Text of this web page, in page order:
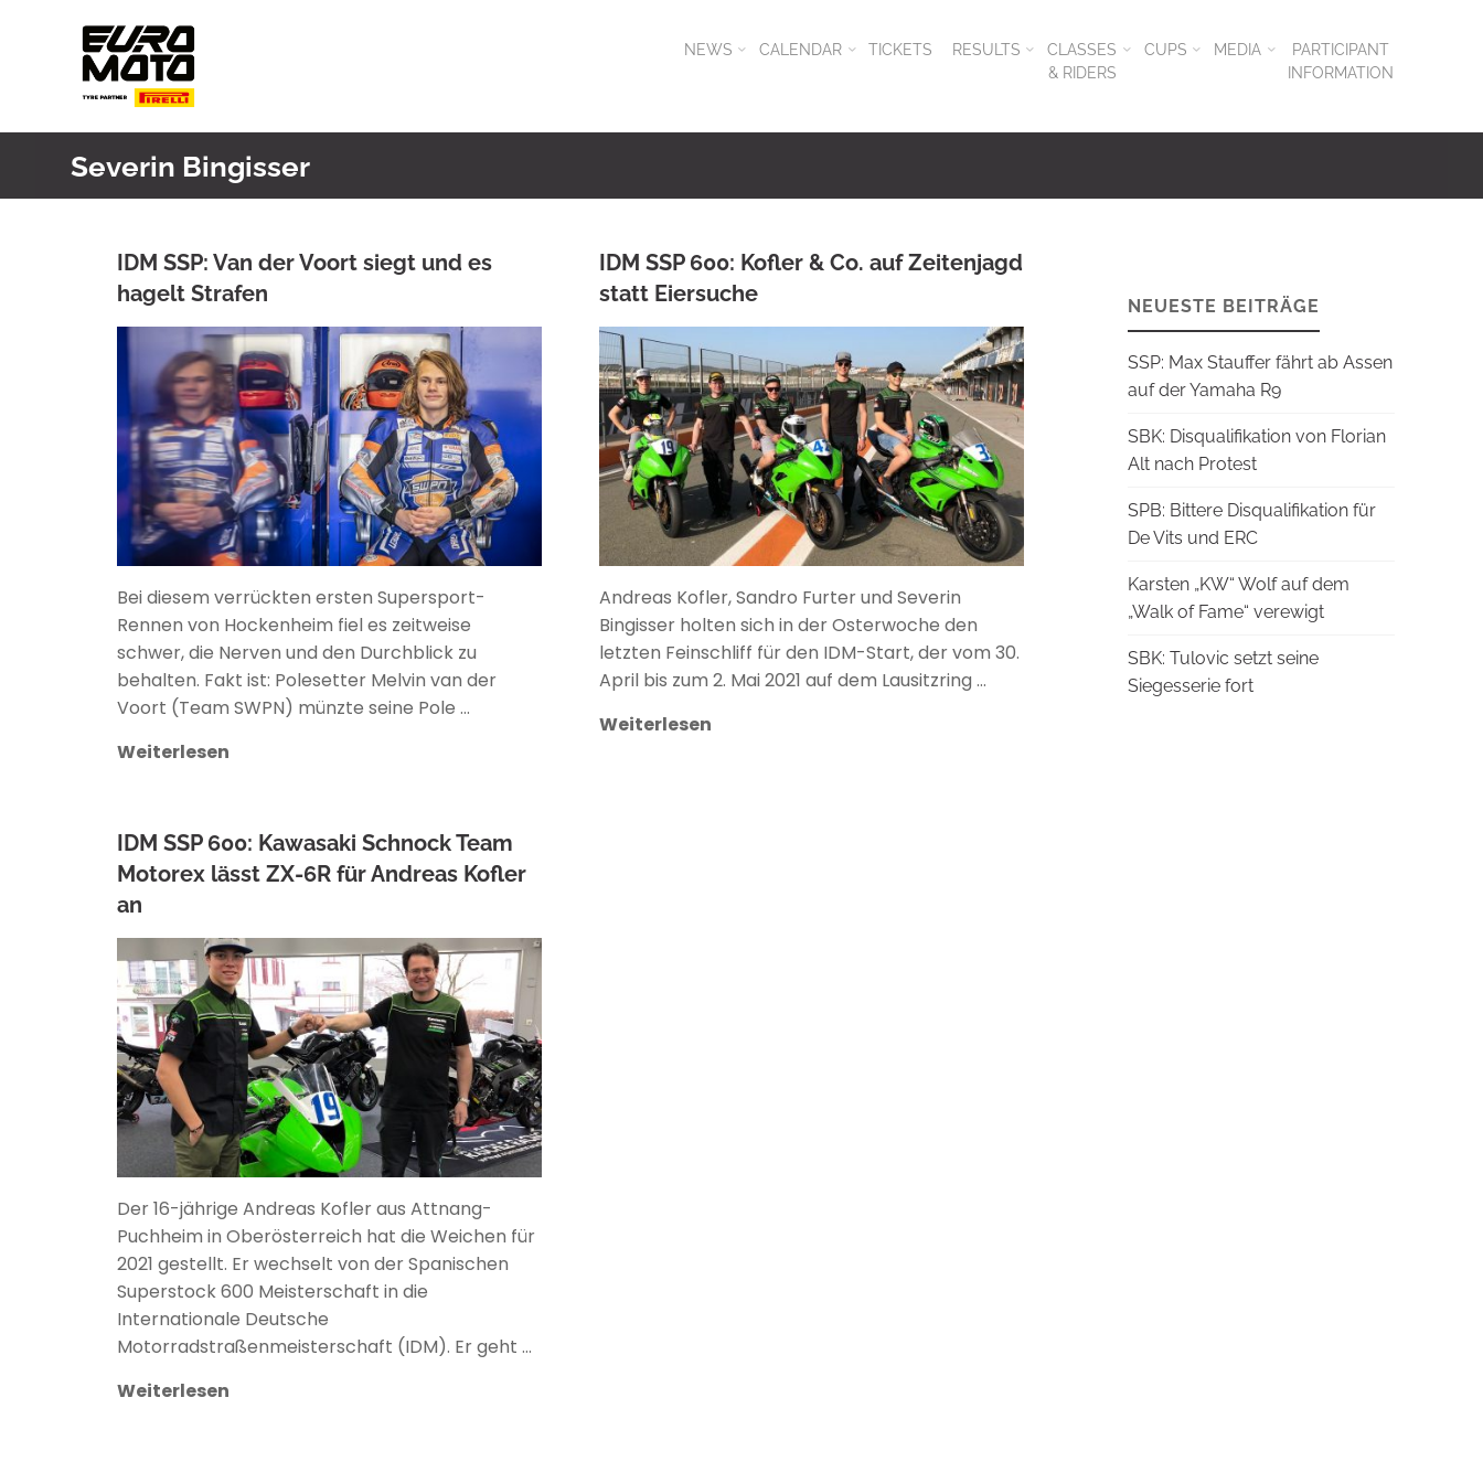
NEWS CALENDAR TICKETS RESULTS
CLASSES
& RIDERS
CUPS MEDIA
PARTICIPANT
INFORMATION
Severin Bingisser
IDM SSP: Van der Voort siegt und es
hagelt Strafen
Bei diesem verrückten ersten Supersport-
Rennen von Hockenheim fiel es zeitweise
schwer, die Nerven und den Durchblick zu
behalten. Fakt ist: Polesetter Melvin van der
Voort (Team SWPN) münzte seine Pole …
Weiterlesen
IDM SSP 600: Kofler & Co. auf Zeitenjagd
statt Eiersuche
ANKE WIECZOREK
Andreas Kofler, Sandro Furter und Severin
Bingisser holten sich in der Osterwoche den
letzten Feinschliff für den IDM-Start, der vom 30.
April bis zum 2. Mai 2021 auf dem Lausitzring …
Weiterlesen
IDM SSP 600: Kawasaki Schnock Team
Motorex lässt ZX-6R für Andreas Kofler
an
ANKE WIECZOREK
Der 16-jährige Andreas Kofler aus Attnang-
Puchheim in Oberösterreich hat die Weichen für
2021 gestellt. Er wechselt von der Spanischen
Superstock 600 Meisterschaft in die
Internationale Deutsche
Motorradstraßenmeisterschaft (IDM). Er geht …
Weiterlesen
NEUESTE BEITRÄGE
SSP: Max Stauffer fährt ab Assen
auf der Yamaha R9
SBK: Disqualifikation von Florian
Alt nach Protest
SPB: Bittere Disqualifikation für
De Vits und ERC
Karsten „KW“ Wolf auf dem
„Walk of Fame“ verewigt
SBK: Tulovic setzt seine
Siegesserie fort